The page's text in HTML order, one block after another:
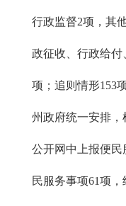
行政监督2项，其
政征收、行政给付
项；追则情形153
州政府统一安排
公开网中上报便
民服务事项61项